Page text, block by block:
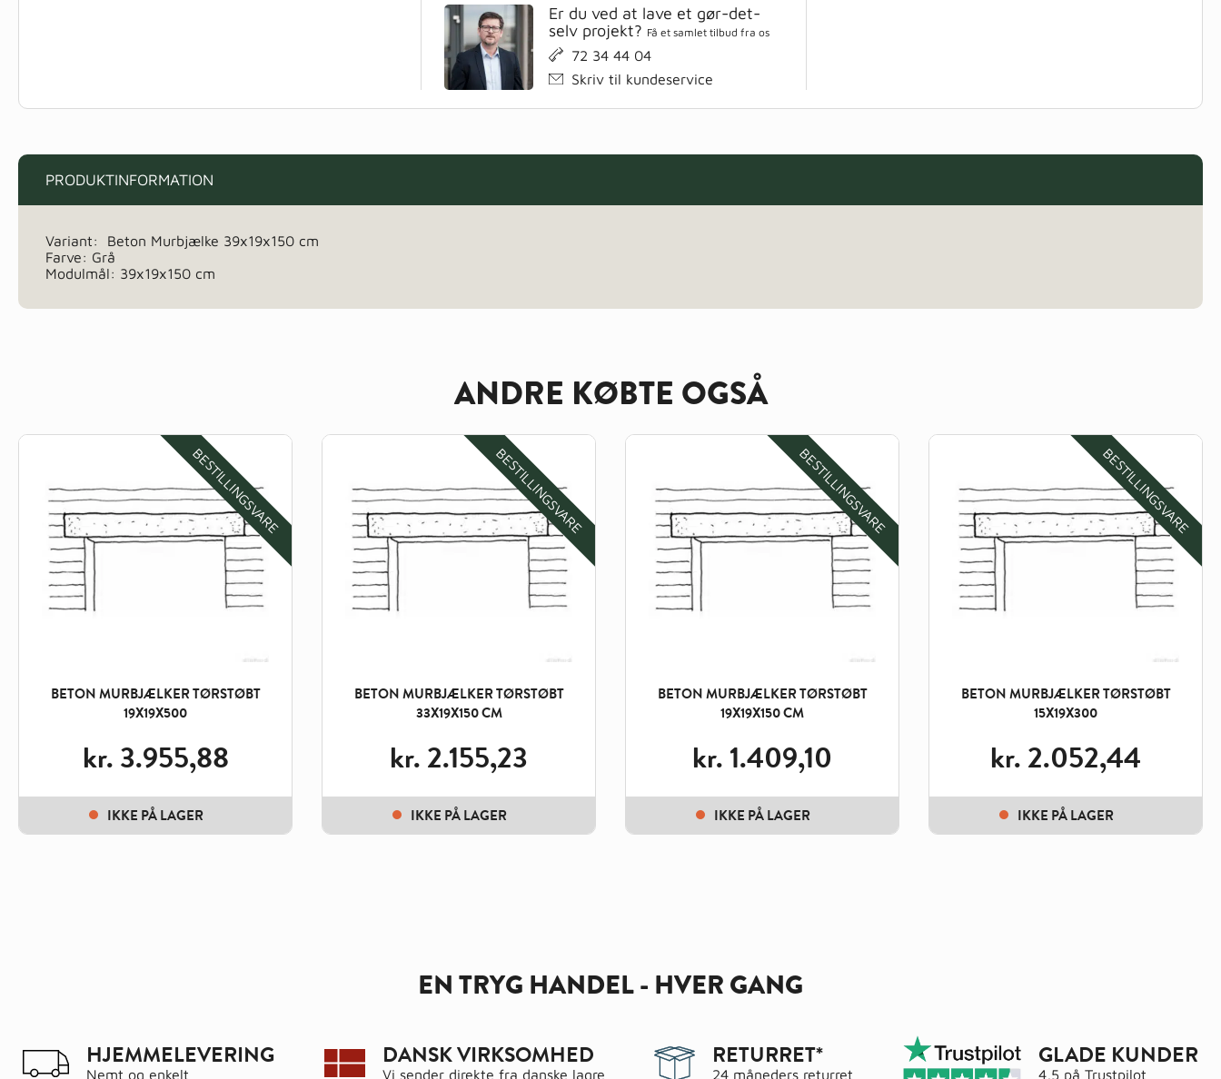
Er du ved at lave et gør-det-
selv projekt? Få et samlet tilbud fra os
72 34 44 04
Skriv til kundeservice
PRODUKTINFORMATION
Variant: Beton Murbjælke 39x19x150 cm
Farve: Grå
Modulmål: 39x19x150 cm
ANDRE KØBTE OGSÅ
BESTILLINGSVARE
BETON MURBJÆLKER TØRSTØBT
19X19X500
kr.3.955,88
IKKE PÅ LAGER
BESTILLINGSVARE
BETON MURBJÆLKER TØRSTØBT
33X19X150 CM
kr.2.155,23
IKKE PÅ LAGER
BESTILLINGSVARE
BETON MURBJÆLKER TØRSTØBT
19X19X150 CM
kr.1.409,10
IKKE PÅ LAGER
BESTILLINGSVARE
BETON MURBJÆLKER TØRSTØBT
15X19X300
kr.2.052,44
IKKE PÅ LAGER
EN TRYG HANDEL - HVER GANG
HJEMMELEVERING
Nemt og enkelt
DANSK VIRKSOMHED
Vi sender direkte fra danske lagre
RETURRET*
24 måneders returret
GLADE KUNDER
4,5 på Trustpilot